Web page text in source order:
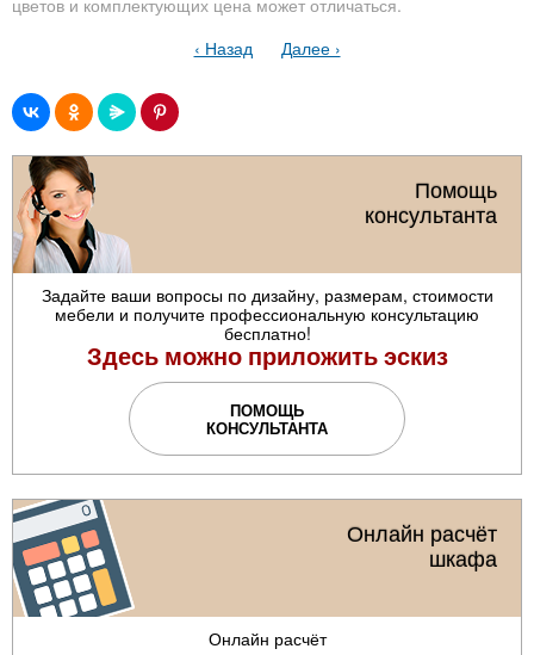
цветов и комплектующих цена может отличаться.
‹ Назад
Далее ›
Помощь
консультанта
Задайте ваши вопросы по дизайну, размерам, стоимости
мебели и получите профессиональную консультацию
бесплатно!
Здесь можно приложить эскиз
ПОМОЩЬ
КОНСУЛЬТАНТА
Онлайн расчёт
шкафа
Онлайн расчёт